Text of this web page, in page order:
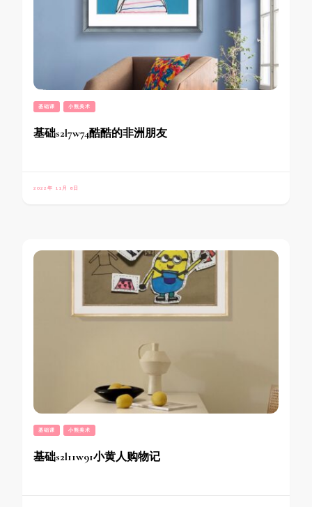
基础课 小熊美术
基础s2l7w74酷酷的非洲朋友
2022年 11月 8日
基础课 小熊美术
基础s2l11w91小黄人购物记